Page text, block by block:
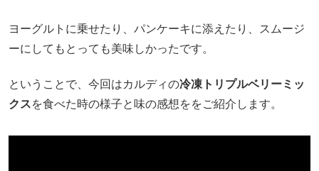
ヨーグルトに乗せたり、パンケーキに添えたり、スムージ
ーにしてもとっても美味しかったです。
ということで、今回はカルディの冷凍トリプルベリーミッ
クスを食べた時の様子と味の感想ををご紹介します。